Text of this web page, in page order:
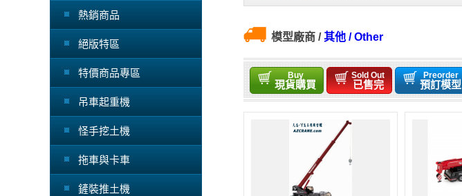
熱銷商品
絕版特區
特價商品專區
吊車起重機
怪手挖土機
拖車與卡車
鏟裝推土機
模型廠商 /其他 / Other
Buy
現貨購買
Sold Out
已售完
Preorder
預訂模型